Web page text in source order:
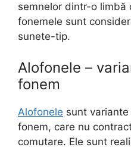
semnelor dintr-o limbă
fonemele sunt
sunete-tip.
Alofonele –
fonem
Alofonele sunt
fonem, care nu
comutare. Ele sunt